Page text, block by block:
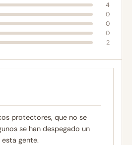
4
0
0
0
2
protectores, que no se
se han despegado un
gente.